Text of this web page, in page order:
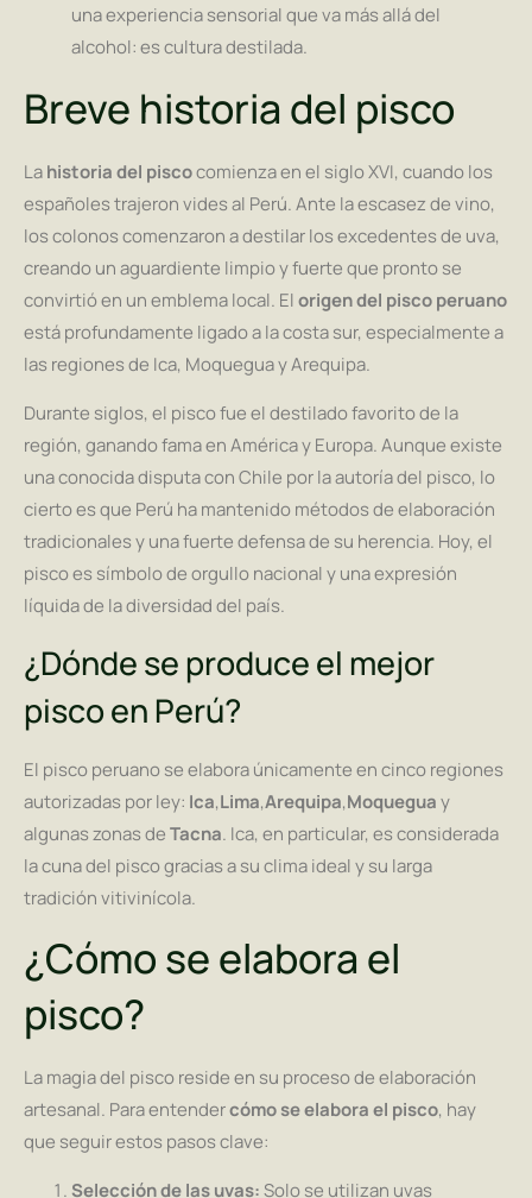
una experiencia sensorial que va más allá del
alcohol: es cultura destilada.
Breve historia del pisco
Lahistoria del piscocomienza en el siglo XVI, cuando los
españoles trajeron vides al Perú. Ante la escasez de vino,
los colonos comenzaron a destilar los excedentes de uva,
creando un aguardiente limpio y fuerte que pronto se
convirtió en un emblema local. Elorigen del pisco peruano
está profundamente ligado a la costa sur, especialmente a
las regiones de Ica, Moquegua y Arequipa.
Durante siglos, el pisco fue el destilado favorito de la
región, ganando fama en América y Europa. Aunque existe
una conocida disputa con Chile por la autoría del pisco, lo
cierto es que Perú ha mantenido métodos de elaboración
tradicionales y una fuerte defensa de su herencia. Hoy, el
pisco es símbolo de orgullo nacional y una expresión
líquida de la diversidad del país.
¿Dónde se produce el mejor
pisco en Perú?
El pisco peruano se elabora únicamente en cinco regiones
autorizadas por ley: Ica,Lima,Arequipa,Moqueguay
algunas zonas deTacna. Ica, en particular, es considerada
la cuna del pisco gracias a su clima ideal y su larga
tradición vitivinícola.
¿Cómo se elabora el
pisco?
La magia del pisco reside en su proceso de elaboración
artesanal. Para entendercómo se elabora el pisco, hay
que seguir estos pasos clave:
Selección de las uvas:Solo se utilizan uvas